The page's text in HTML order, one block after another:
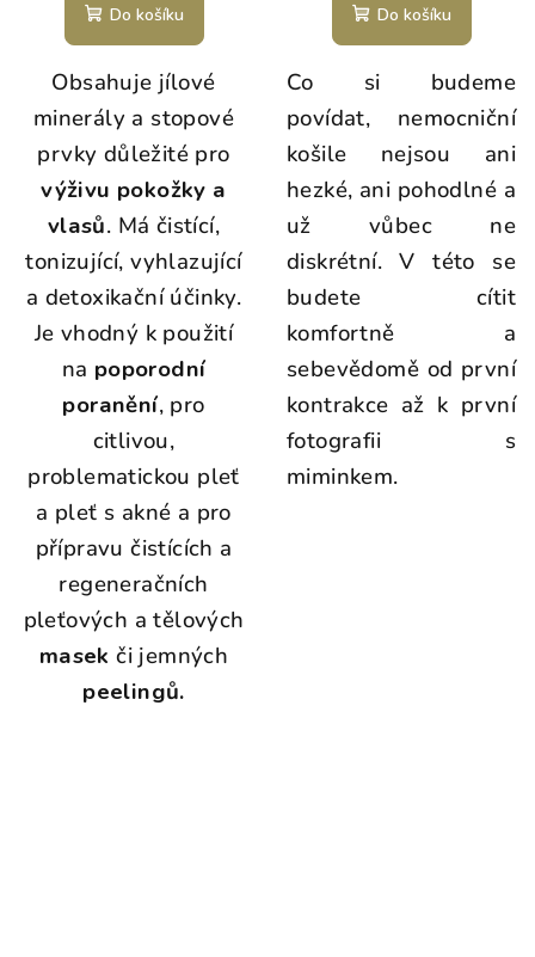
Do košíku
Obsahuje jílové
minerály a stopové
prvky důležité pro
výživu pokožky a
vlasů. Má čistící,
tonizující, vyhlazující
a detoxikační účinky.
Je vhodný k použití
na poporodní
poranění, pro
citlivou,
problematickou pleť
a pleť s akné a pro
přípravu čistících a
regeneračních
pleťových a tělových
masek či jemných
peelingů.
Do košíku
Co si budeme
povídat, nemocniční
košile nejsou ani
hezké, ani pohodlné a
už vůbec ne
diskrétní. V této se
budete cítit
komfortně a
sebevědomě od první
kontrakce až k první
fotografii s
miminkem.